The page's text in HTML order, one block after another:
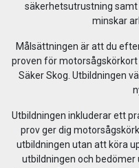
säkerhetsutrustning
minskar
Målsättningen är att du
proven för
Säker Skog. Utbildningen
Utbildningen inkluderar ett
prov ger dig
utbildningen utan att köra
utbildningen och